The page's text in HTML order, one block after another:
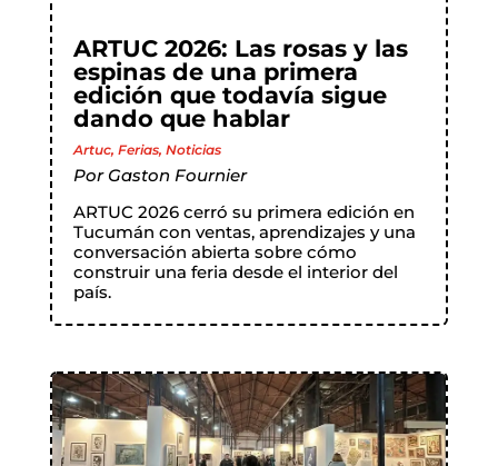
ARTUC 2026: Las rosas y las
espinas de una primera
edición que todavía sigue
dando que hablar
Artuc, Ferias, Noticias
Por Gaston Fournier
ARTUC 2026 cerró su primera edición en
Tucumán con ventas, aprendizajes y una
conversación abierta sobre cómo
construir una feria desde el interior del
país.